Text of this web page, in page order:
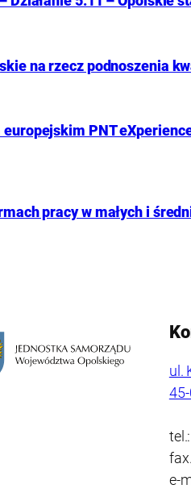
na rzecz podnoszenia
PNT
pracy w małych i
ul.
e-